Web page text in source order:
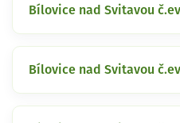
Bílovice nad Svitavou
Bílovice nad Svitavou